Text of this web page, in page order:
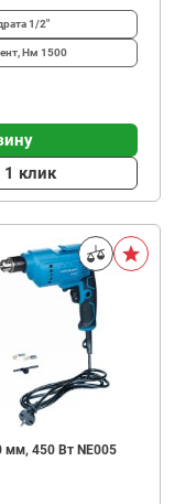
1/2"
Нм 1500
1 клик
мм, 450 Вт NE005